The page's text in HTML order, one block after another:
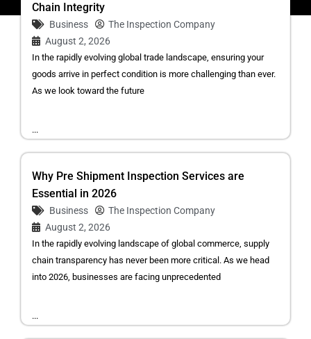
Chain Integrity
Business
The Inspection Company
August 2, 2026
In the rapidly evolving global trade landscape, ensuring your
goods arrive in perfect condition is more challenging than ever.
As we look toward the future
...
Why Pre Shipment Inspection Services are
Essential in 2026
Business
The Inspection Company
August 2, 2026
In the rapidly evolving landscape of global commerce, supply
chain transparency has never been more critical. As we head
into 2026, businesses are facing unprecedented
...